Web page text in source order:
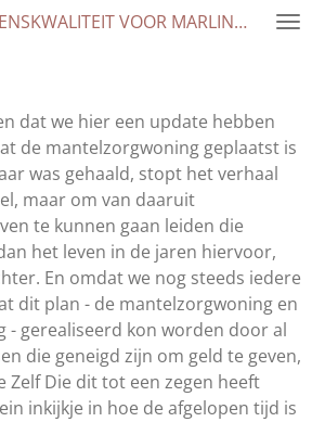
🎗️ INVESTEER IN LEVENSKWALITEIT VOOR MARLINDE
dat we hier een update hebben
de mantelzorgwoning geplaatst is
was gehaald, stopt het verhaal
maar om van daaruit
te kunnen gaan leiden die
het leven in de jaren hiervoor,
En omdat we nog steeds iedere
dit plan - de mantelzorgwoning en
gerealiseerd kon worden door al
die geneigd zijn om geld te geven,
Zelf Die dit tot een zegen heeft
inkijkje in hoe de afgelopen tijd is